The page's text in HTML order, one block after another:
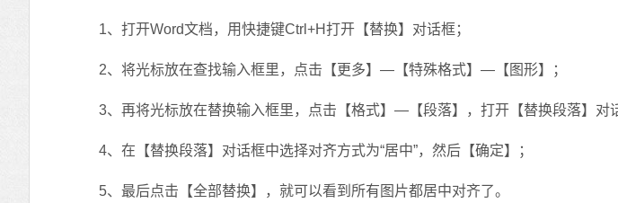
1、打开Word文档，用快捷键Ctrl+H打开【替换】对话框；
2、将光标放在查找输入框里，点击【更多】—【特殊格式】—【图形】；
3、再将光标放在替换输入框里，点击【格式】—【段落】，打开【替换段落】对
4、在【替换段落】对话框中选择对齐方式为“居中”，然后【确定】；
5、最后点击【全部替换】，就可以看到所有图片都居中对齐了。